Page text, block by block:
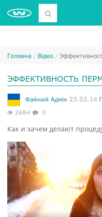
Головна Відео
ЭФФЕКТИВНОСТЬ
Файний Адмін 23.03.14
2684
0
Как и зачем делают